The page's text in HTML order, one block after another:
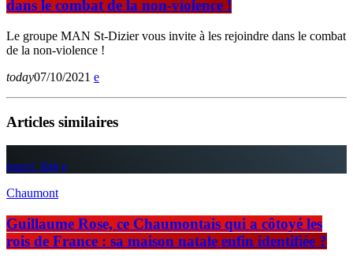
dans le combat de la non-violence !
Le groupe MAN St-Dizier vous invite à les rejoindre dans le combat
de la non-violence !
today07/10/2021
Articles similaires
insert_link
Chaumont
Guillaume Rose, ce Chaumontais qui a côtoyé les
rois de France : sa maison natale enfin identifiée ?